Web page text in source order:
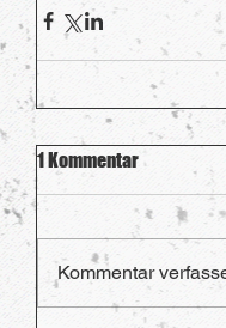
1 Kommentar
Kommentar